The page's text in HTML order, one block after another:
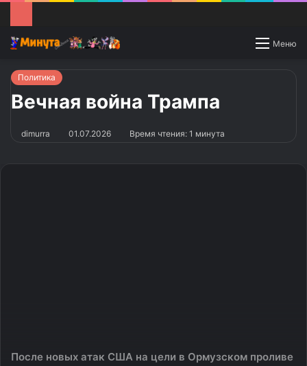
Меню
Switch
Политика
Вечная война Трампа
dimurra 01.07.2026 Время чтения: 1 минута
После новых атак США на цели в Ормузском проливе